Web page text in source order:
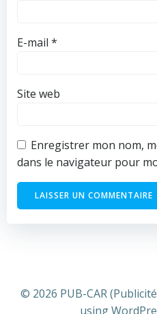
E-mail *
Site web
Enregistrer mon nom,
dans le navigateur pour
© 2026 PUB-CAR
using